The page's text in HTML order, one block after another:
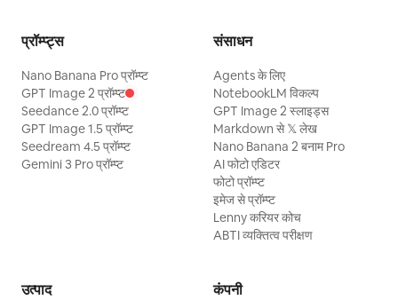
प्रॉम्प्ट्स
Nano Banana Pro प्रॉम्प्ट
GPT Image 2 प्रॉम्प्ट
Seedance 2.0 प्रॉम्प्ट
GPT Image 1.5 प्रॉम्प्ट
Seedream 4.5 प्रॉम्प्ट
Gemini 3 Pro प्रॉम्प्ट
संसाधन
Agents के लिए
NotebookLM विकल्प
GPT Image 2 स्लाइड्स
Markdown से 𝕏 लेख
Nano Banana 2 बनाम Pro
AI फोटो एडिटर
फोटो प्रॉम्प्ट
इमेज से प्रॉम्प्ट
Lenny करियर कोच
ABTI व्यक्तित्व परीक्षण
उत्पाद कंपनी